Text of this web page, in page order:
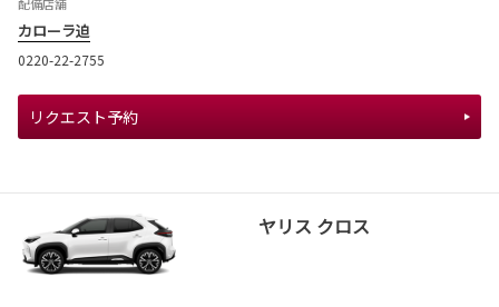
カローラ迫
0220-22-2755
リクエスト予約
ヤリス クロス